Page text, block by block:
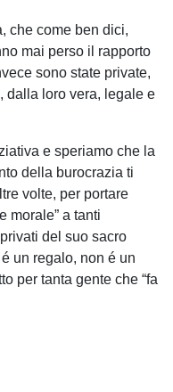
che come ben dici,
mai perso il rapporto
sono state private,
dalla loro vera, legale e
e speriamo che la
della burocrazia ti
volte, per portare
morale” a tanti
del suo sacro
un regalo, non é un
per tanta gente che “fa